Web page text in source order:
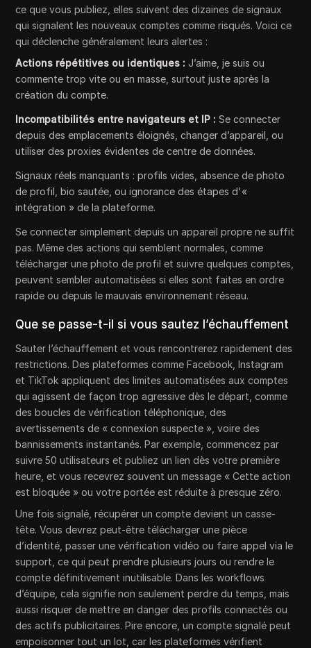
ce que vous publiez, elles suivent des dizaines de signaux
qui signalent les nouveaux comptes comme risqués. Voici ce
qui déclenche généralement leurs alertes :
Actions répétitives ou identiques : J’aime, je suis ou
commente trop vite ou en masse, surtout juste après la
création du compte.
Incompatibilités entre navigateurs et IP : Se connecter
depuis des emplacements éloignés, changer d’appareil, ou
utiliser des proxies évidentes de centre de données.
Signaux réels manquants : profils vides, absence de photo
de profil, bio sautée, ou ignorance des étapes d'«
intégration » de la plateforme.
Se connecter simplement depuis un appareil propre ne suffit
pas. Même des actions qui semblent normales, comme
télécharger une photo de profil et suivre quelques comptes,
peuvent sembler automatisées si elles sont faites en ordre
rapide ou depuis le mauvais environnement réseau.
Que se passe-t-il si vous sautez l’échauffement
Sauter l’échauffement et vous rencontrerez rapidement des
restrictions. Des plateformes comme Facebook, Instagram
et TikTok appliquent des limites automatisées aux comptes
qui agissent de façon trop agressive dès le départ, comme
des boucles de vérification téléphonique, des
avertissements de « connexion suspecte », voire des
bannissements instantanés. Par exemple, commencez par
suivre 50 utilisateurs et publiez un lien dès votre première
heure, et vous recevrez souvent un message « Cette action
est bloquée » ou votre portée est réduite à presque zéro.
Une fois signalé, récupérer un compte devient un casse-
tête. Vous devrez peut-être télécharger une pièce
d’identité, passer une vérification vidéo ou faire appel via le
support, ce qui peut prendre plusieurs jours ou rendre le
compte définitivement inutilisable. Dans les workflows
d’équipe, cela signifie non seulement perdre du temps, mais
aussi risquer de mettre en danger des profils connectés ou
des actifs publicitaires. Pire encore, un compte signalé peut
empoisonner tout un lot, car les plateformes vérifient